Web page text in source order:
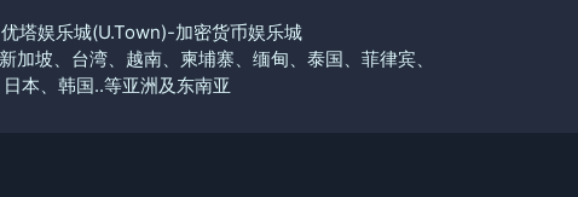
塔娱乐城(U.Town)-加密货币娱乐城
加坡、台湾、越南、柬埔寨、缅甸、泰国、菲律宾、
日本、韩国..等亚洲及东南亚